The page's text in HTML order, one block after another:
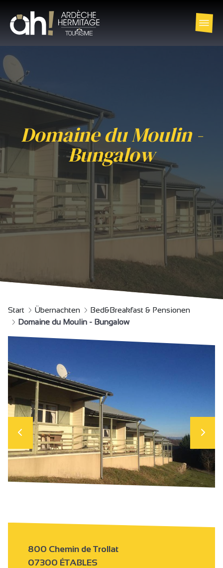
Domaine du Moulin -
Bungalow
Start Übernachten
Bed&Breakfast & Pensionen
Domaine du Moulin - Bungalow
800 Chemin de Trollat
07300 ÉTABLES